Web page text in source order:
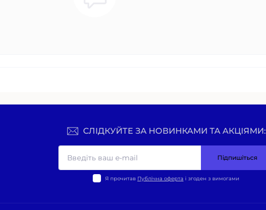
СЛІДКУЙТЕ ЗА НОВИНКАМИ ТА АКЦІЯМИ:
Підпишіться
Я прочитав Публічна оферта і згоден з вимогами